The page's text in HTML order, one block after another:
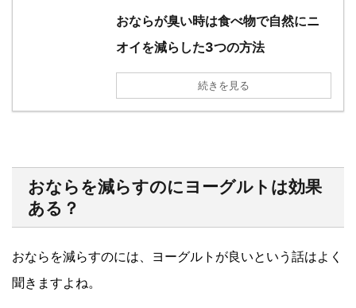
おならが臭い時は食べ物で自然にニ
オイを減らした3つの方法
続きを見る
おならを減らすのにヨーグルトは効果
ある？
おならを減らすのには、ヨーグルトが良いという話はよく
聞きますよね。